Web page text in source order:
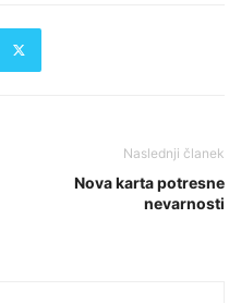
Naslednji članek
Nova karta potresne
nevarnosti